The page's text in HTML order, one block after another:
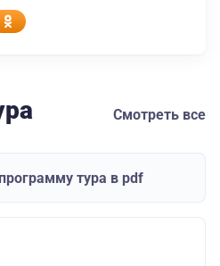
Смотреть все
тура в pdf